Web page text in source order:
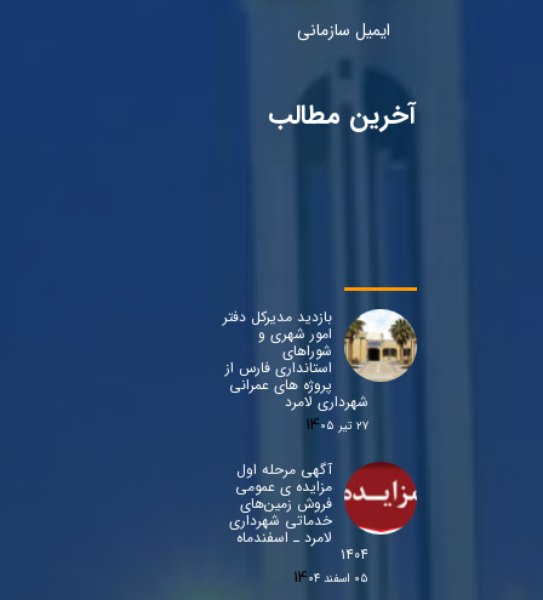
ایمیل سازمانی
آخرین مطالب
بازدید مدیرکل دفتر
امور شهری و
شوراهای
استانداری فارس از
پروژه های عمرانی
شهرداری لامرد
۲۷ تیر ۰۵
آگهی مرحله اول
مزایده ی عمومی
فروش زمین‌های
خدماتی شهرداری
لامرد ـ اسفندماه
۱۴۰۴
۰۵ اسفند ۰۴